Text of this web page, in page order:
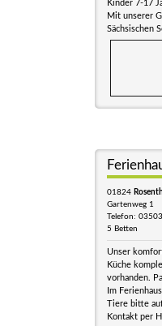
Kinder 7-17
Mit unserer
Sächsischen
01824
Gartenweg 1
Telefon:
5 Betten
Unser
Küche
vorhanden.
Im
Tiere bitte
Kontakt per